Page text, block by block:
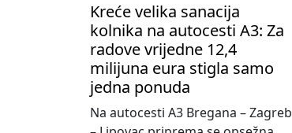
Kreće velika sanacija
kolnika na autocesti A3: Za
radove vrijedne 12,4
milijuna eura stigla samo
jedna ponuda
Na autocesti A3 Bregana – Zagreb